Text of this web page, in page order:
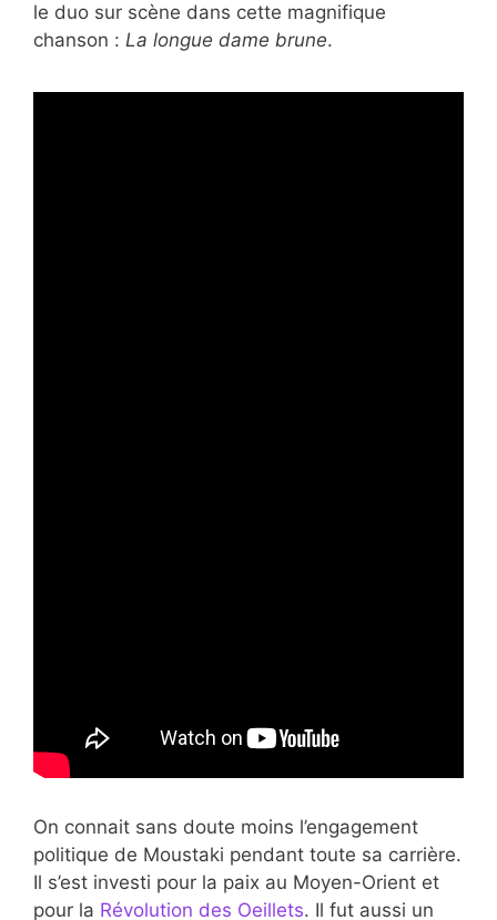
le duo sur scène dans cette magnifique
chanson : La longue dame brune.
On connait sans doute moins l’engagement
politique de Moustaki pendant toute sa carrière.
Il s’est investi pour la paix au Moyen-Orient et
pour la Révolution des Oeillets. Il fut aussi un